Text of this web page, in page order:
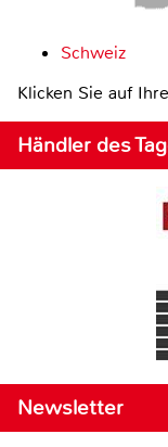
Schweiz
Klicken Sie auf
Händler des
Newsletter